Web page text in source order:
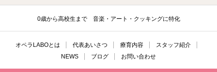
0歳から高校生まで 音楽・アート・クッキングに特化
オペラLABOとは 代表あいさつ 療育内容
スタッフ紹介
NEWS
ブログ お問い合わせ